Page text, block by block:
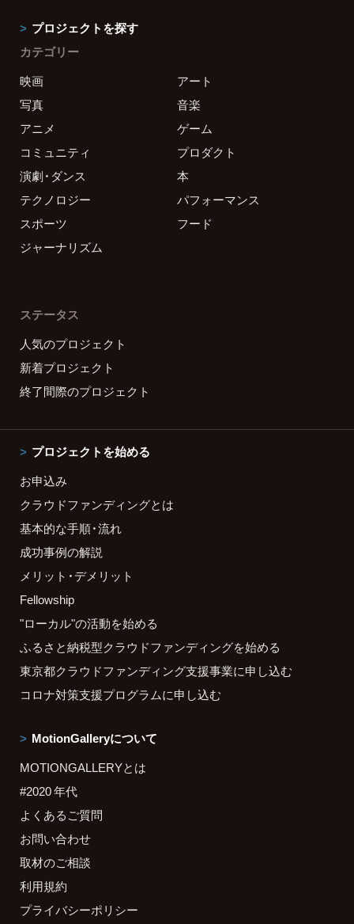
プロジェクトを探す
カテゴリー
映画
アート
写真
音楽
アニメ
ゲーム
コミュニティ
プロダクト
演劇・ダンス
本
テクノロジー
パフォーマンス
スポーツ
フード
ジャーナリズム
ステータス
人気のプロジェクト
新着プロジェクト
終了間際のプロジェクト
プロジェクトを始める
お申込み
クラウドファンディングとは
基本的な手順・流れ
成功事例の解説
メリット・デメリット
Fellowship
"ローカル"の活動を始める
ふるさと納税型クラウドファンディングを始める
東京都クラウドファンディング支援事業に申し込む
コロナ対策支援プログラムに申し込む
MotionGalleryについて
MOTIONGALLERYとは
#2020 年代
よくあるご質問
お問い合わせ
取材のご相談
利用規約
プライバシーポリシー